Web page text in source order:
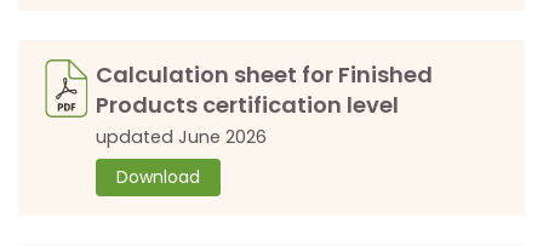
Calculation sheet for Finished
Products certification level
updated June 2026
Download